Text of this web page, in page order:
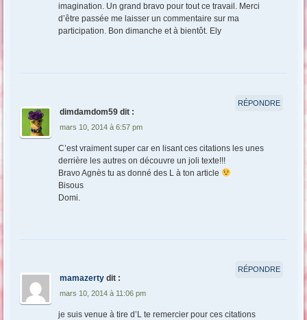
imagination. Un grand bravo pour tout ce travail. Merci
d’être passée me laisser un commentaire sur ma
participation. Bon dimanche et à bientôt. Ely
dimdamdom59 dit :
mars 10, 2014 à 6:57 pm
C’est vraiment super car en lisant ces citations les unes
derrière les autres on découvre un joli texte!!!
Bravo Agnès tu as donné des L à ton article
Bisous
Domi.
RÉPONDRE
mamazerty dit :
mars 10, 2014 à 11:06 pm
je suis venue à tire d’L te remercier pour ces citations
RÉPONDRE